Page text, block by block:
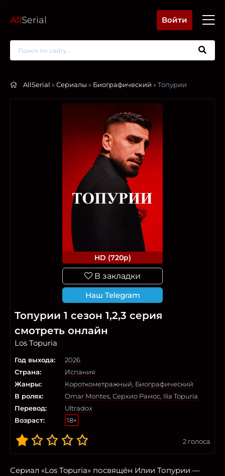
AllSerial Войти
AllSerial »Сериалы » Биографический » Топурии
HD (720p)
В закладки
Наш Telegram
Топурии 1 сезон 1,2,3 серия
смотреть онлайн
Los Topuria
Год выхода:
2026
Страна:
Испания
Жанры:
Короткометражный Биографический
В ролях:
Omar Montes Серхио Рамос Ilia Topuria
Перевод:
Ultradox
Возраст:
18+
2 голоса
Сериал «Los Topuria» посвящён Илии Топурии —